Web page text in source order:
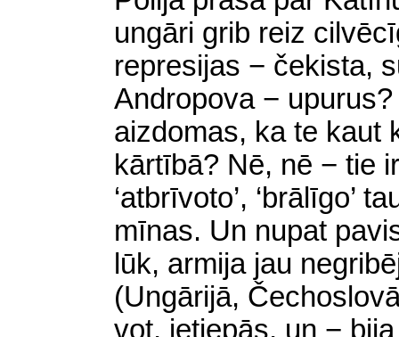
ungāri grib reiz
represijas − čekista,
Andropova −
aizdomas, ka te kaut
kārtībā? Nē, nē − tie
‘atbrīvoto’, ‘brālīgo’
mīnas. Un nupat
lūk, armija jau
(Ungārijā,
vot, ietiepās, un −